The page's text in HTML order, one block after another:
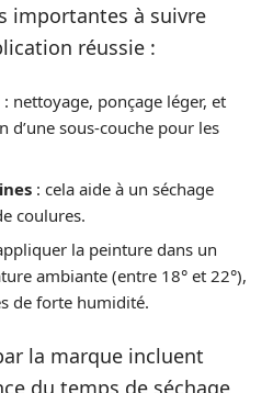
importantes à suivre
réussie :
: nettoyage, ponçage léger, et
sous-couche pour les
: cela aide à un séchage
coulures.
la peinture dans un
ambiante (entre 18° et 22°),
de forte humidité.
la marque incluent
du temps de séchage